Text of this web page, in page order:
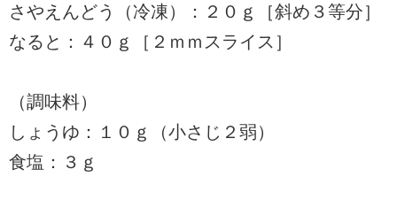
さやえんどう（冷凍）：２０ｇ［斜め３等分］
なると：４０ｇ［２ｍｍスライス］
（調味料）
しょうゆ：１０ｇ（小さじ２弱）
食塩：３ｇ